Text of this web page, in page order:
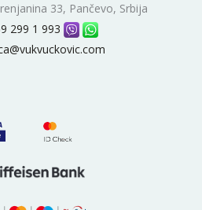
33, Pančevo, Srbija
299 1 993